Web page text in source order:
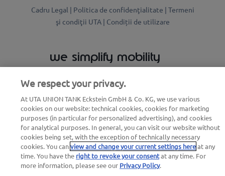
Cadru Legal | Politica de confidenţialitate | Termeni
şi condiţii UTA | Condiții de utilizare
we simplify mobility
We respect your privacy.
At UTA UNION TANK Eckstein GmbH & Co. KG, we use various
cookies on our website: technical cookies, cookies for marketing
purposes (in particular for personalized advertising), and cookies
for analytical purposes. In general, you can visit our website without
cookies being set, with the exception of technically necessary
cookies. You canview and change your current settings hereat any
time. You have the right to revoke your consentat any time. For
more information, please see our Privacy Policy.